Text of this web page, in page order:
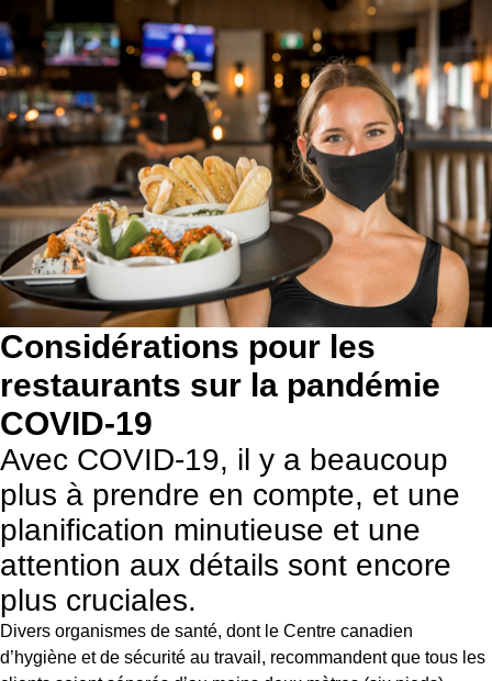
Considérations pour les
restaurants sur la pandémie
COVID-19
Avec COVID-19, il y a beaucoup
plus à prendre en compte, et une
planification minutieuse et une
attention aux détails sont encore
plus cruciales.
Divers organismes de santé, dont le Centre canadien
d’hygiène et de sécurité au travail , recommandent que tous les